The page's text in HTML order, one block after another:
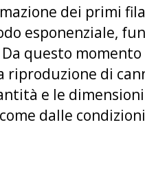
dei primi
esponenziale,
questo momento
riproduzione di
e le
dalle